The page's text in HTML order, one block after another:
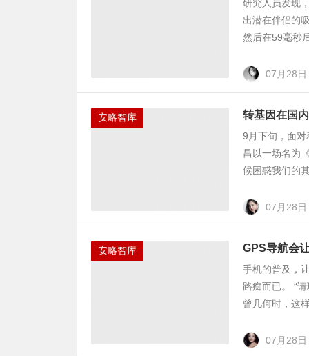
研究人员发现
出潜在伴侣的
然后在59毫秒
07月28日
安略智库 转基因在国
9月下旬，面
昌以一场名为
候困惑我们的
07月28日
安略智库 GPS导航会
手机的普及，
路痴而已。 “
曾几何时，这
07月28日